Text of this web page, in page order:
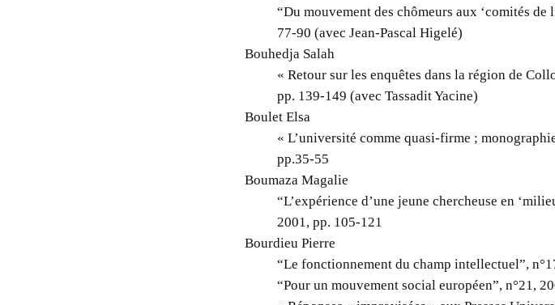
“Du mouvement des chômeurs aux ‘comités
77-90 (avec Jean-Pascal Higelé)
Bouhedja Salah
« Retour sur les enquêtes dans la région de
pp. 139-149 (avec Tassadit Yacine)
Boulet Elsa
« L’université comme quasi-firme ;
pp.35-55
Boumaza Magalie
“L’expérience d’une jeune chercheuse en
2001, pp. 105-121
Bourdieu Pierre
“Le fonctionnement du champ intellectuel”,
“Pour un mouvement social européen”, n°21,